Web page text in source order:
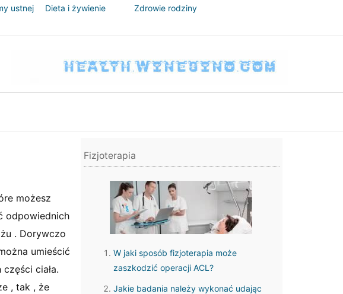
ustnej Dieta i żywienie
Zdrowie rodziny
możesz
odpowiednich
. Dorywczo
umieścić
ciała.
, tak , że
Fizjoterapia
W jaki sposób fizjoterapia może
zaszkodzić operacji ACL?
Jakie badania należy wykonać udając